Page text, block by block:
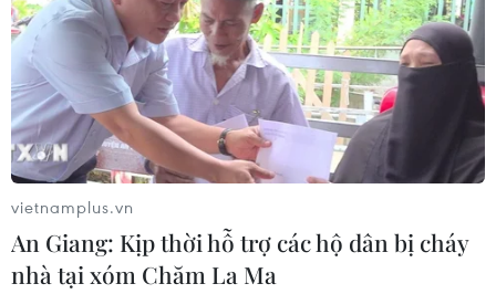
Chính sách nhà ở của nước Anh -
Góc tham chiếu cho Việt Nam
07/08/2026 04:08
Bỉ tìm ra hướng đi mới trong điều trị
ung thư gan di căn
07/08/2026 04:05
vietnamplus.vn
An Giang: Kịp thời hỗ trợ các hộ dân bị cháy
nhà tại xóm Chăm La Ma